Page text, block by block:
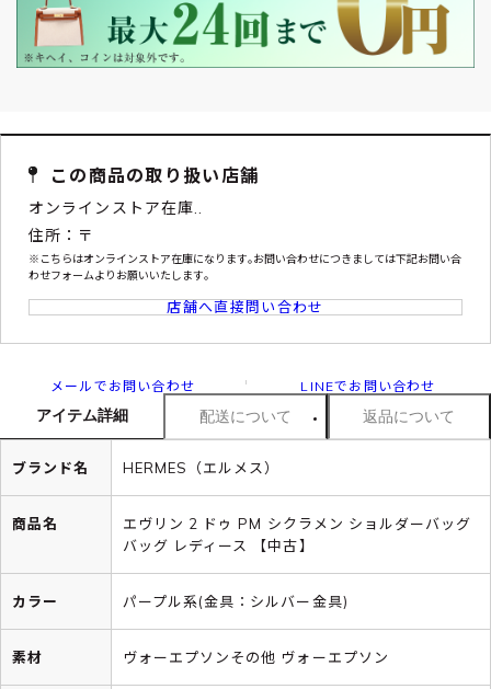
この商品の取り扱い店舗
オンラインストア在庫..
住所：〒
※こちらはオンラインストア在庫になります｡お問い合わせにつきましては下記お問い合
わせフォームよりお願いいたします｡
店舗へ直接問い合わせ
メールでお問い合わせ LINEでお問い合わせ
アイテム詳細 配送について 返品について
ブランド名 HERMES（エルメス）
商品名
エヴリン 2 ドゥ PM シクラメン ショルダーバッグ
バッグ レディース 【中古】
カラー パープル系(金具：シルバー金具)
素材 ヴォーエプソンその他 ヴォーエプソン